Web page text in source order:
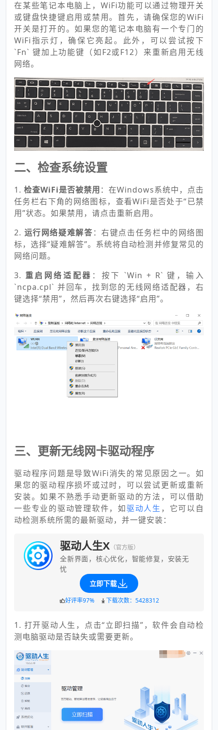
在某些笔记本电脑上，WiFi功能可以通过物理开关
或键盘快捷键启用或禁用。首先，请确保您的WiFi
开关是打开的。如果您的笔记本电脑有一个专门的
WiFi指示灯，确保它亮起。此外，可以尝试按下
`Fn` 键加上功能键（如F2或F12）来重新启用无线
网络。
二、检查系统设置
1. 检查WiFi是否被禁用 ：在Windows系统中，点击
任务栏右下角的网络图标，查看WiFi是否处于“已禁
用”状态。如果禁用，请点击重新启用。
2. 运行网络疑难解答：右键点击任务栏中的网络图
标，选择“疑难解答”。系统将自动检测并修复常见的
网络问题。
3. 重启网络适配器 ：按下 `Win + R` 键，输入
`ncpa.cpl` 并回车，找到您的无线网络适配器，右
键选择“禁用”，然后再次右键选择“启用”。
三、更新无线网卡驱动程序
驱动程序问题是导致WiFi消失的常见原因之一。如
果您的驱动程序损坏或过时，可以尝试更新或重新
安装。如果不熟悉手动更新驱动的方法，可以借助
一些专业的驱动管理软件，如驱动人生 ，它可以自
动检测系统所需的最新驱动，并一键安装：
驱动人生X （官方版）
全新界面，核心优化，智能修复，安装无
忧
立即下载
好评率97% 下载次数：5428312
1. 打开驱动人生，点击“立即扫描”，软件会自动检
测电脑驱动是否缺失或需要更新。